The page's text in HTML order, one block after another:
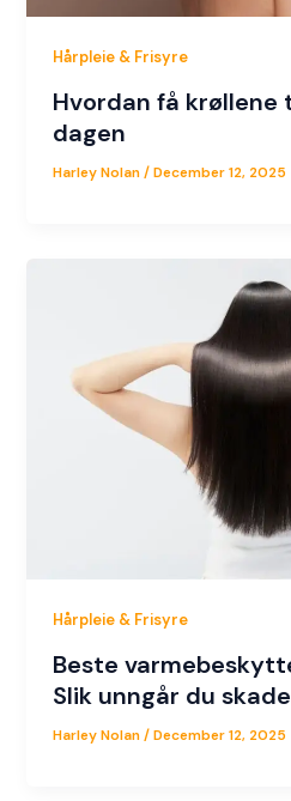
Hårpleie & Frisyre
Hvordan få krøllene
dagen
Harley Nolan/December 12, 2025
Hårpleie & Frisyre
Beste
Slik unngår du
Harley Nolan/December 12, 2025